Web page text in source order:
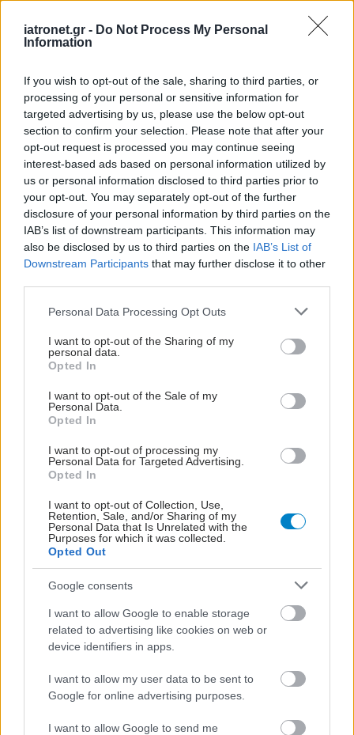
iatronet.gr - Do Not Process My Personal
Information
If you wish to opt-out of the sale, sharing to third parties, or
processing of your personal or sensitive information for
targeted advertising by us, please use the below opt-out
section to confirm your selection. Please note that after your
opt-out request is processed you may continue seeing
interest-based ads based on personal information utilized by
us or personal information disclosed to third parties prior to
your opt-out. You may separately opt-out of the further
disclosure of your personal information by third parties on the
IAB’s list of downstream participants. This information may
also be disclosed by us to third parties on the IAB’s List of
Downstream Participants that may further disclose it to other
Please note that this website/app uses one or more Google
not limited to your visit or usage behaviour. You may click to
grant or deny consent to Google and its third-party tags to
use your data for below specified purposes in below Google
consent section.
Personal Data Processing Opt Outs
I want to opt-out of the Sharing of my
personal data.
Opted In
I want to opt-out of the Sale of my
Personal Data.
Opted In
I want to opt-out of processing my
Personal Data for Targeted Advertising.
Opted In
I want to opt-out of Collection, Use,
Retention, Sale, and/or Sharing of my
Personal Data that Is Unrelated with the
Purposes for which it was collected.
Opted Out
Google consents
I want to allow Google to enable storage
related to advertising like cookies on web or
device identifiers in apps.
I want to allow my user data to be sent to
Google for online advertising purposes.
I want to allow Google to send me